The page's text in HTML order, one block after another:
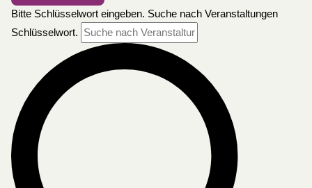
Bitte Schlüsselwort eingeben. Suche nach Veranstaltungen
Schlüsselwort.